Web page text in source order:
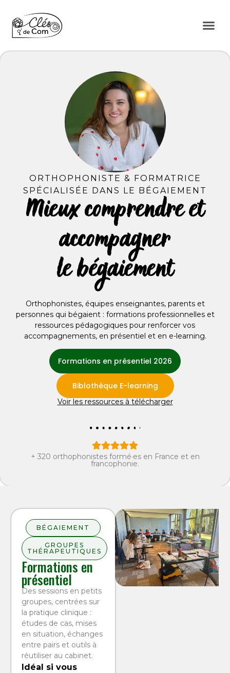
ORTHOPHONISTE & FORMATRICE
SPÉCIALISÉE DANS LE BÉGAIEMENT
Mieux comprendre et
accompagner
le bégaiement
Orthophonistes, équipes enseignantes, parents et
personnes qui bégaient : formations professionnelles et
ressources pédagogiques pour renforcer vos
accompagnements, en présentiel et en e-learning.
Formations en présentiel 2026
Biblothèque E-learning
Voir les ressources à télécharger
+ 320 orthophonistes formé·es en France et en
francophonie.
BÉGAIEMENT
GROUPES
THÉRAPEUTIQUES
Formations en
présentiel
Des sessions en petits
groupes, centrées sur
la pratique clinique :
études de cas, mises
en situation, échanges
entre pairs et outils à
réutiliser au cabinet.
Idéal si vous